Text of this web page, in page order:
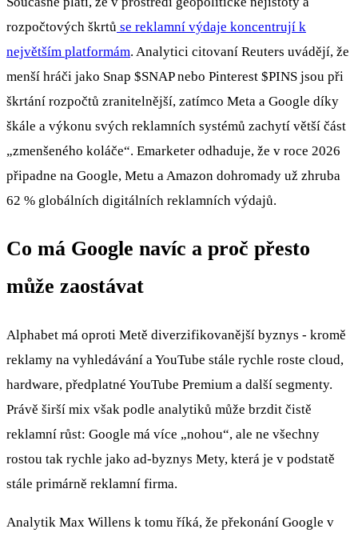
rozpočtových škrtů se reklamní výdaje koncentrují k
největším platformám. Analytici citovaní Reuters uvádějí, že
menší hráči jako Snap $SNAPnebo Pinterest $PINS jsou při
škrtání rozpočtů zranitelnější, zatímco Meta a Google díky
škále a výkonu svých reklamních systémů zachytí větší část
„zmenšeného koláče“. Emarketer odhaduje, že v roce 2026
připadne na Google, Metu a Amazon dohromady už zhruba
62 % globálních digitálních reklamních výdajů.
Co má Google navíc a proč přesto
může zaostávat
Alphabet má oproti Metě diverzifikovanější byznys - kromě
reklamy na vyhledávání a YouTube stále rychle roste cloud,
hardware, předplatné YouTube Premium a další segmenty.
Právě širší mix však podle analytiků může brzdit čistě
reklamní růst: Google má více „nohou“, ale ne všechny
rostou tak rychle jako ad‑byznys Mety, která je v podstatě
stále primárně reklamní firma.
Analytik Max Willens k tomu říká, že překonání Google v